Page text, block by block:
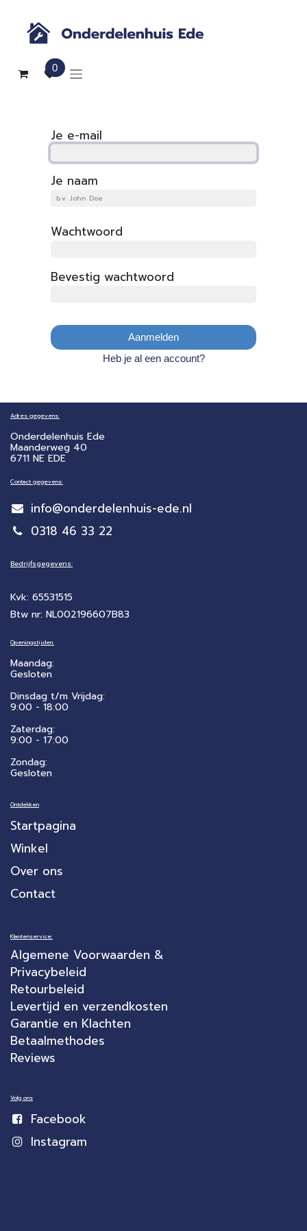
0
Je e-mail
Je naam
Wachtwoord
Bevestig wachtwoord
Aanmelden
Heb je al een account?
Adres gegevens:
Onderdelenhuis Ede
Maanderweg 40
6711 NE EDE
Contact gegevens:
info@onderdelenhuis-ede.nl
0318 46 33 22
Bedrijfsgegevens:
Kvk: 65531515
Btw nr: NL002196607B83
Openingstijden:
Maandag:
Gesloten
Dinsdag t/m Vrijdag:
9:00 - 18:00
Zaterdag:
​9:00 - 17:00
Zondag:
Gesloten
Ontdekken
Startpagina
Winkel
Over ons
Contact
Klantenservice:
Algemene Voorwaarden &
Privacybeleid
Retourbeleid
Levertijd en verzendkosten
Garantie en Klachten
Betaalmethodes
Reviews
Volg ons
Facebook
Instagram